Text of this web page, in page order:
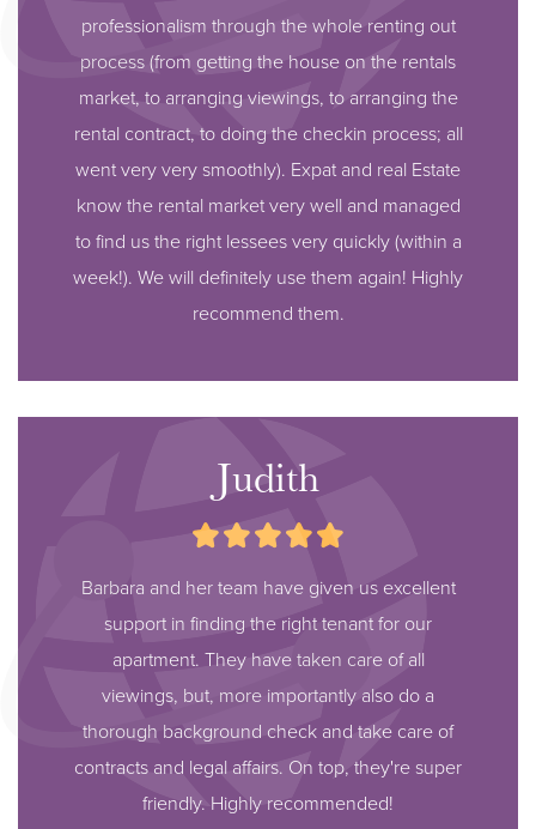
professionalism through the whole renting out
process (from getting the house on the rentals
market, to arranging viewings, to arranging the
rental contract, to doing the checkin process; all
went very very smoothly). Expat and real Estate
know the rental market very well and managed
to find us the right lessees very quickly (within a
week!). We will definitely use them again! Highly
recommend them.
Judith
Barbara and her team have given us excellent
support in finding the right tenant for our
apartment. They have taken care of all
viewings, but, more importantly also do a
thorough background check and take care of
contracts and legal affairs. On top, they're super
friendly. Highly recommended!